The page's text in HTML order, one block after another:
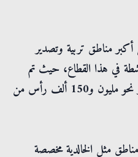
مناطق تربية وتصدير
في هذا القطاع، حيث تم
خلال الأشهر الخمسة الماضية تصدير نحو مليون و150 ألف رأس من
مثل الخالدية مخصصة